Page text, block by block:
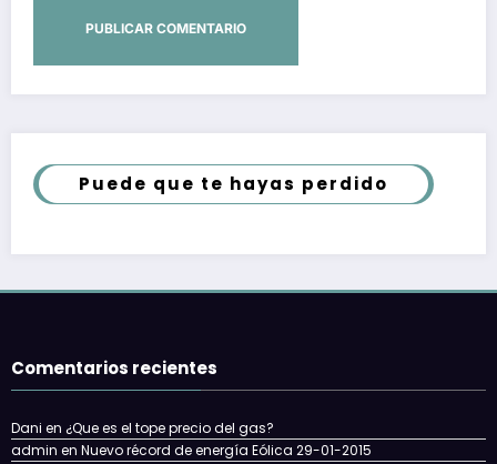
Puede que te hayas perdido
Comentarios recientes
Dani en ¿Que es el tope precio del gas?
admin en Nuevo récord de energía Eólica 29-01-2015